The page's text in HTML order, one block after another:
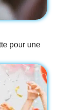
pour une